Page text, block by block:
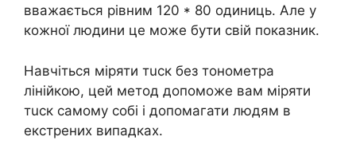
вважається рівним 120 * 80 одиниць. Але у
кожної людини це може бути свій показник.
Навчіться міряти тuск без тонометра
лінійкою, цей метод допоможе вам міряти
тuск самому собі і допомагати людям в
екстрених випадках.